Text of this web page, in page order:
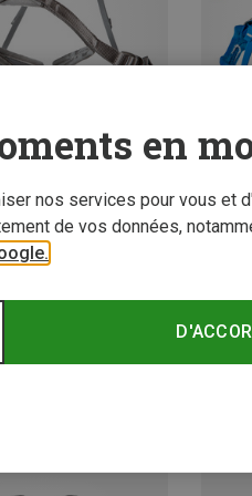
Tailles
via ferrata
77-110CM 48-
en
nos services pour vous et
de vos données,